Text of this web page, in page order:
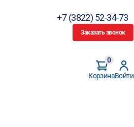
+7 (3822) 52-34-73
Заказать звонок
Корзина
0
Войти